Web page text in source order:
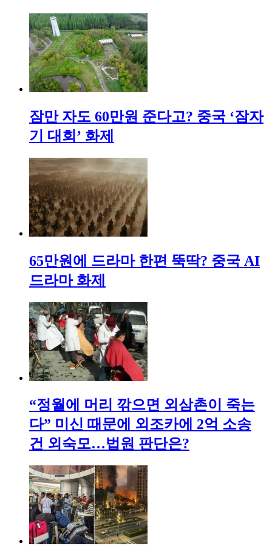
잠만 자도 60만원 준다고? 중국 ‘잠자
기 대회’ 화제
65만원에 드라마 한편 뚝딱? 중국 AI
드라마 화제
“정월에 머리 깎으면 외삼촌이 죽는
다” 미신 때문에 외조카에 2억 소송
건 외숙모…법원 판단은?